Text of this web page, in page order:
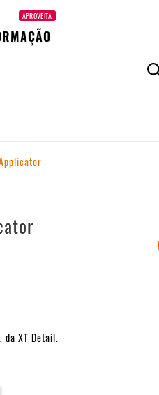
APROVEITA
da XT Detail.